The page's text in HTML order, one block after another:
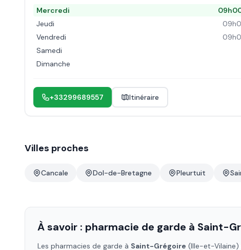
Mercredi
Jeudi
Vendredi
Samedi
Dimanche
+33299689557 Itinéraire
Villes proches
Cancale Dol-de-Bretagne Pleurtuit
À savoir : pharmacie de garde à Saint-
Les pharmacies de garde à Saint-Grégoire (Ille-et-Vilaine)